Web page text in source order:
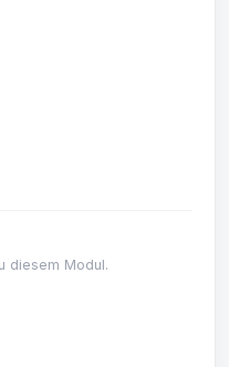
diesem Modul.